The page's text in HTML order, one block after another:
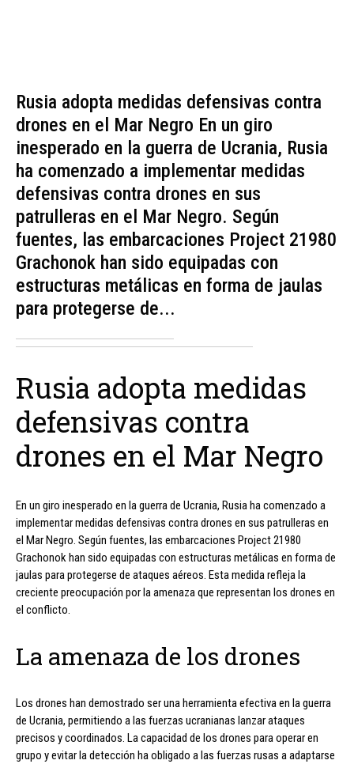
Rusia adopta medidas defensivas contra
drones en el Mar Negro En un giro
inesperado en la guerra de Ucrania, Rusia
ha comenzado a implementar medidas
defensivas contra drones en sus
patrulleras en el Mar Negro. Según
fuentes, las embarcaciones Project 21980
Grachonok han sido equipadas con
estructuras metálicas en forma de jaulas
para protegerse de...
Rusia adopta medidas
defensivas contra
drones en el Mar Negro
En un giro inesperado en la guerra de Ucrania, Rusia ha comenzado a
implementar medidas defensivas contra drones en sus patrulleras en
el Mar Negro. Según fuentes, las embarcaciones Project 21980
Grachonok han sido equipadas con estructuras metálicas en forma de
jaulas para protegerse de ataques aéreos. Esta medida refleja la
creciente preocupación por la amenaza que representan los drones en
el conflicto.
La amenaza de los drones
Los drones han demostrado ser una herramienta efectiva en la guerra
de Ucrania, permitiendo a las fuerzas ucranianas lanzar ataques
precisos y coordinados. La capacidad de los drones para operar en
grupo y evitar la detección ha obligado a las fuerzas rusas a adaptarse